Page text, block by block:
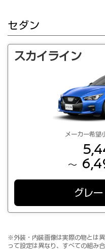
セダン
スカイライン
メーカー希望
～
グレ
※外装・内装画像は実際の物とは
って設定は異なり、すべての組み